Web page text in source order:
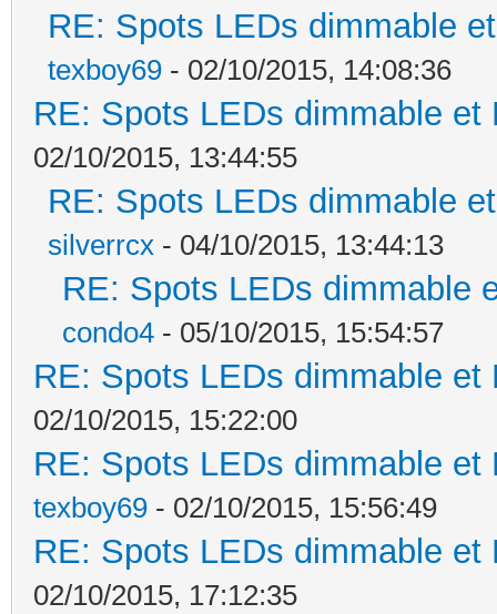
RE: Spots LEDs dimmable
texboy69 - 02/10/2015, 14:08:36
RE: Spots LEDs dimmable
02/10/2015, 13:44:55
RE: Spots LEDs dimmable
silverrcx - 04/10/2015, 13:44:13
RE: Spots LEDs dimmable
condo4 - 05/10/2015, 15:54:57
RE: Spots LEDs dimmable
02/10/2015, 15:22:00
RE: Spots LEDs dimmable
texboy69 - 02/10/2015, 15:56:49
RE: Spots LEDs dimmable
02/10/2015, 17:12:35